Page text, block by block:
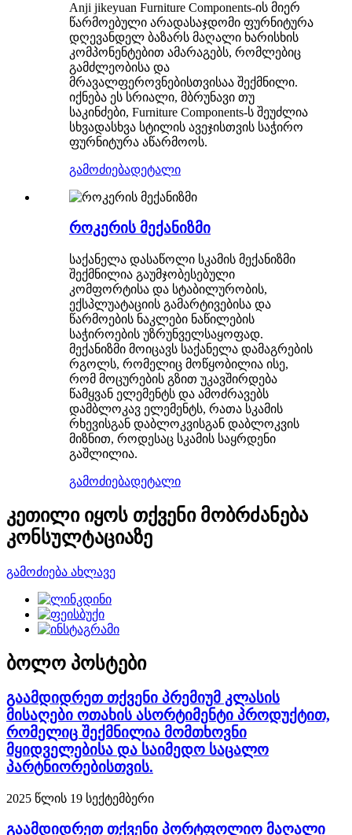
Anji jikeyuan Furniture Components-ის მიერ
წარმოებული არადასაჯდომი ფურნიტურა
დღევანდელ ბაზარს მაღალი ხარისხის
კომპონენტებით ამარაგებს, რომლებიც
გამძლეობისა და
მრავალფეროვნებისთვისაა შექმნილი.
იქნება ეს სრიალი, მბრუნავი თუ
საკინძები, Furniture Components-ს შეუძლია
სხვადასხვა სტილის ავეჯისთვის საჭირო
ფურნიტურა აწარმოოს.
გამოძიებადეტალი
როკერის მექანიზმი
საქანელა დასაწოლი სკამის მექანიზმი
შექმნილია გაუმჯობესებული
კომფორტისა და სტაბილურობის,
ექსპლუატაციის გამარტივებისა და
წარმოების ნაკლები ნაწილების
საჭიროების უზრუნველსაყოფად.
მექანიზმი მოიცავს საქანელა დამაგრების
რგოლს, რომელიც მოწყობილია ისე,
რომ მოცურების გზით უკავშირდება
წამყვან ელემენტს და ამოძრავებს
დამბლოკავ ელემენტს, რათა სკამის
რხევისგან დაბლოკვისგან დაბლოკვის
მიზნით, როდესაც სკამის საყრდენი
გაშლილია.
გამოძიებადეტალი
კეთილი იყოს თქვენი მობრძანება
კონსულტაციაზე
გამოძიება ახლავე
ბოლო პოსტები
გაამდიდრეთ თქვენი პრემიუმ კლასის
მისაღები ოთახის ასორტიმენტი პროდუქტით,
რომელიც შექმნილია მომთხოვნი
მყიდველებისა და საიმედო საცალო
პარტნიორებისთვის.
2025 წლის 19 სექტემბერი
გაამდიდრეთ თქვენი პორტფოლიო მაღალი